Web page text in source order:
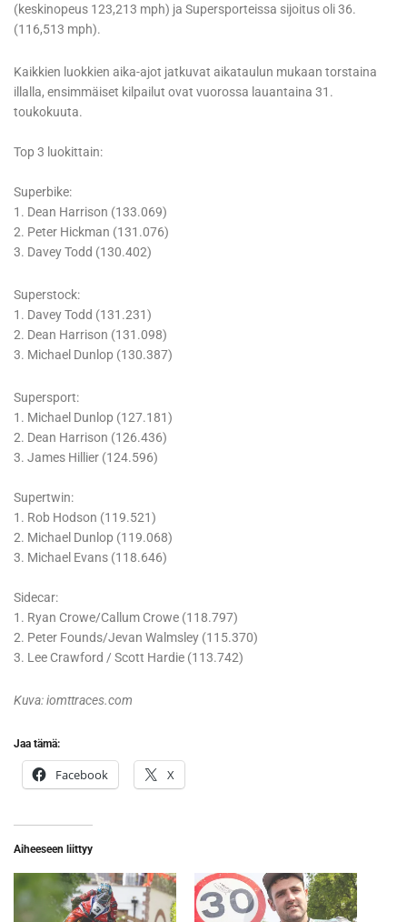
(keskinopeus 123,213 mph) ja Supersporteissa sijoitus oli 36.
(116,513 mph).
Kaikkien luokkien aika-ajot jatkuvat aikataulun mukaan torstaina
illalla, ensimmäiset kilpailut ovat vuorossa lauantaina 31.
toukokuuta.
Top 3 luokittain:
Superbike:
1. Dean Harrison (133.069)
2. Peter Hickman (131.076)
3. Davey Todd (130.402)
Superstock:
1. Davey Todd (131.231)
2. Dean Harrison (131.098)
3. Michael Dunlop (130.387)
Supersport:
1. Michael Dunlop (127.181)
2. Dean Harrison (126.436)
3. James Hillier (124.596)
Supertwin:
1. Rob Hodson (119.521)
2. Michael Dunlop (119.068)
3. Michael Evans (118.646)
Sidecar:
1. Ryan Crowe/Callum Crowe (118.797)
2. Peter Founds/Jevan Walmsley (115.370)
3. Lee Crawford / Scott Hardie (113.742)
Kuva: iomttraces.com
Jaa tämä:
Facebook X
Aiheeseen liittyy